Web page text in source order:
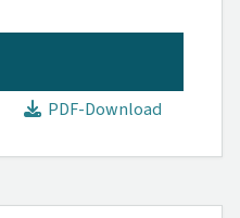
PDF-Download